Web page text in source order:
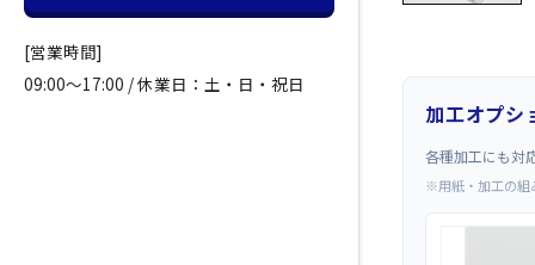
[営業時間]
09:00～17:00 / 休業日：土・日・祝日
加工オプシ
各種加工にも対
※用紙・加工の組